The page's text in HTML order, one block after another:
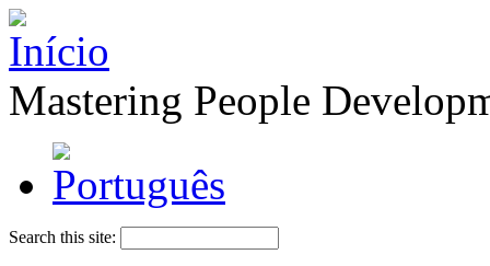
Mastering People
Search this site: